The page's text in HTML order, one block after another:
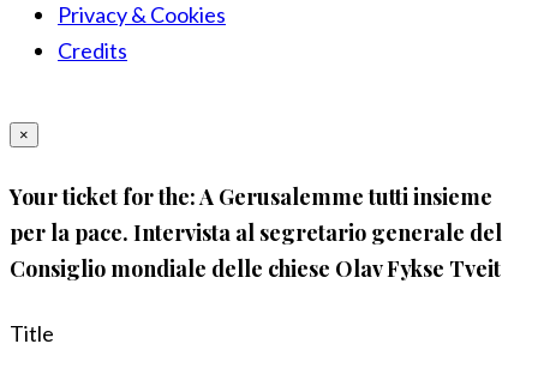
Privacy & Cookies
Credits
×
Your ticket for the: A Gerusalemme tutti insieme
per la pace. Intervista al segretario generale del
Consiglio mondiale delle chiese Olav Fykse Tveit
Title